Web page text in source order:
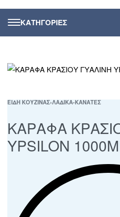
ΕΙΔΗ ΚΟΥΖΙΝΑΣ›ΛΑΔΙΚΑ-ΚΑΝΑΤΕΣ
ΚΑΡΑΦΑ
YPSILON